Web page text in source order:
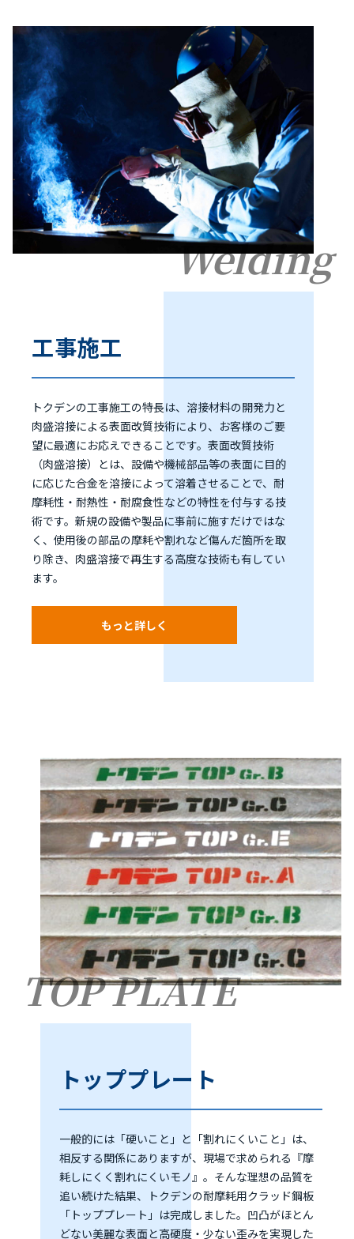
Welding
工事施工
トクデンの工事施工の特長は、溶接材料の開発力と
肉盛溶接による表面改質技術により、お客様のご要
望に最適にお応えできることです。表面改質技術
（肉盛溶接）とは、設備や機械部品等の表面に目的
に応じた合金を溶接によって溶着させることで、耐
摩耗性・耐熱性・耐腐食性などの特性を付与する技
術です。新規の設備や製品に事前に施すだけではな
く、使用後の部品の摩耗や割れなど傷んだ箇所を取
り除き、肉盛溶接で再生する高度な技術も有してい
ます。
もっと詳しく
TOP PLATE
トッププレート
一般的には「硬いこと」と「割れにくいこと」は、
相反する関係にありますが、現場で求められる『摩
耗しにくく割れにくいモノ』。そんな理想の品質を
追い続けた結果、トクデンの耐摩耗用クラッド鋼板
「トッププレート」は完成しました。凹凸がほとん
どない美麗な表面と高硬度・少ない歪みを実現した